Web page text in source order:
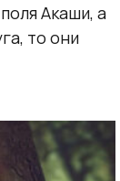
Акаши, а
то они